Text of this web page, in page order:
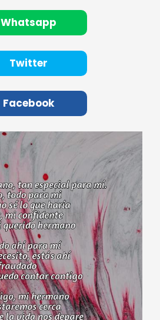
Whatsapp
Twitter
Facebook